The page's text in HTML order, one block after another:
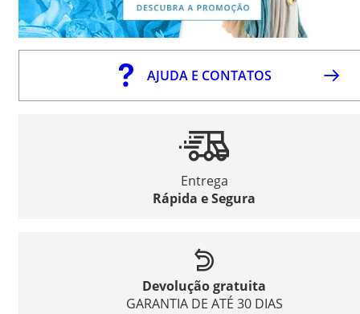
AJUDA E CONTATOS
Entrega
Rápida e Segura
Devolução gratuita
GARANTIA DE ATÉ 30 DIAS